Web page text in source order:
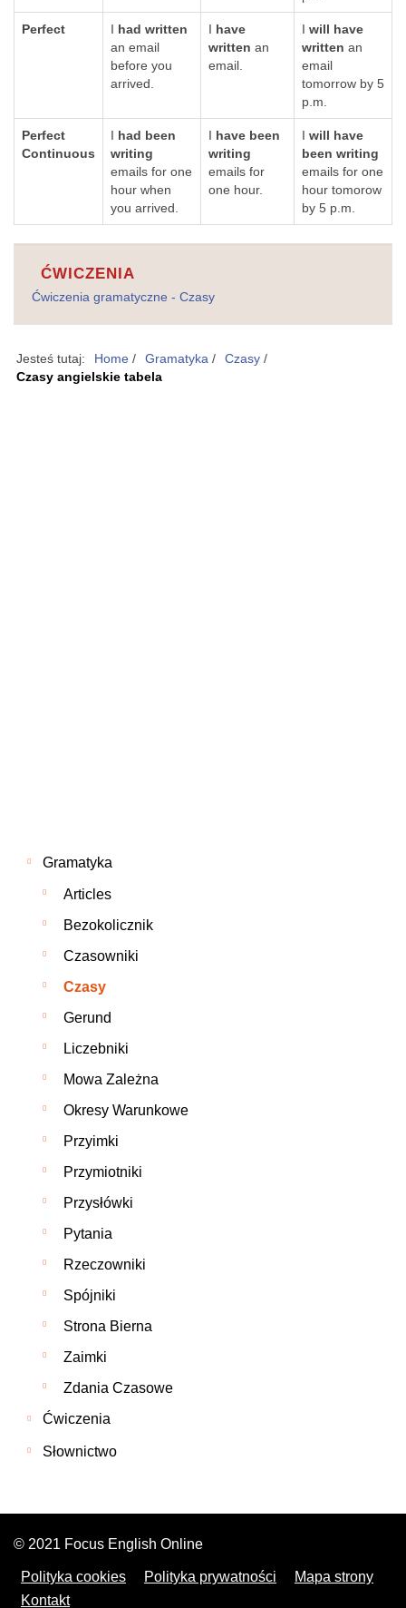
Perfect I had written
an email
before you
arrived.
I have
written an
email.
I will have
written an
email
tomorrow by 5
p.m.
Perfect
Continuous
I had been
writing
emails for one
hour when
you arrived.
I have been
writing
emails for
one hour.
I will have
been writing
emails for one
hour tomorow
by 5 p.m.
ĆWICZENIA
Ćwiczenia gramatyczne - Czasy
Jesteś tutaj: Home / Gramatyka / Czasy /
Czasy angielskie tabela
Gramatyka
Articles
Bezokolicznik
Czasowniki
Czasy
Gerund
Liczebniki
Mowa Zależna
Okresy Warunkowe
Przyimki
Przymiotniki
Przysłówki
Pytania
Rzeczowniki
Spójniki
Strona Bierna
Zaimki
Zdania Czasowe
Ćwiczenia
Słownictwo
© 2021 Focus English Online
Polityka cookies Polityka prywatności
Mapa strony
Kontakt